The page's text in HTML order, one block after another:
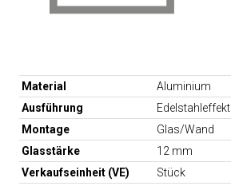
Material
Aluminium
Ausführung
Edelstahleffekt
Montage
Glas/Wand
Glasstärke
12 mm
Verkaufseinheit (VE)
Stück